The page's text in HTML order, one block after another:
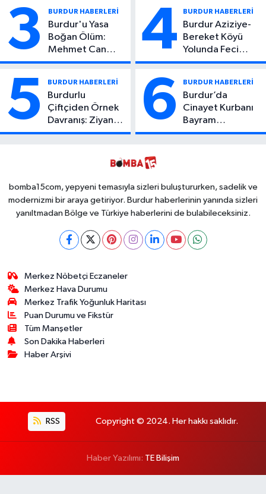
3 BURDUR HABERLERİ
Burdur'u Yasa
Boğan Ölüm:
Mehmet Can
Atıcı Genç Yaşta
4 BURDUR HABERLERİ
Burdur Aziziye-
Bereket Köyü
Yolunda Feci
Kaza: 1 Ölü, 2
5 BURDUR HABERLERİ
Burdurlu
Çiftçiden Örnek
Davranış: Ziyan
Olmasın Diye
İsteyen İstediği
Toplayabilecek
6 BURDUR HABERLERİ
Burdur’da
Cinayet Kurbanı
Bayram
Sertcan’ın Eşi
bomba15com, yepyeni temasıyla sizleri buluştururken, sadelik ve
modernizmi bir araya getiriyor. Burdur haberlerinin yanında sizleri
yanıltmadan Bölge ve Türkiye haberlerini de bulabileceksiniz.
Merkez Nöbetçi Eczaneler
Merkez Hava Durumu
Merkez Trafik Yoğunluk Haritası
Puan Durumu ve Fikstür
Tüm Manşetler
Son Dakika Haberleri
Haber Arşivi
RSS Copyright © 2024. Her hakkı saklıdır.
Haber Yazılımı: TE Bilişim